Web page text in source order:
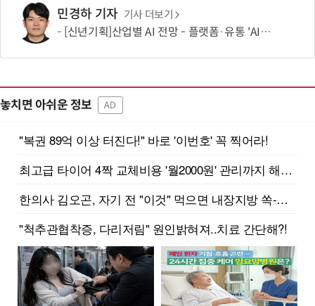
민경하 기자 기사 더보기
[신년기획]산업별 AI 전망 - 플랫폼·유통 'AI 에이전트 시대' 개막
놓치면 아쉬운 정보 AD